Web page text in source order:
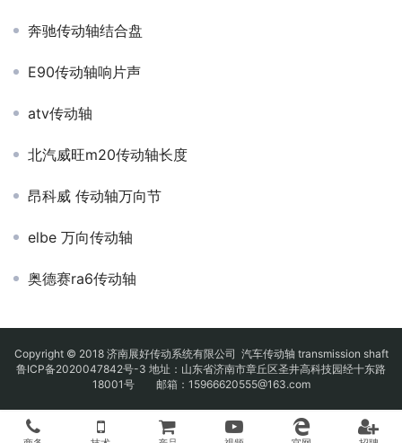
奔驰传动轴结合盘
E90传动轴响片声
atv传动轴
北汽威旺m20传动轴长度
昂科威 传动轴万向节
elbe 万向传动轴
奥德赛ra6传动轴
Copyright © 2018 济南展好传动系统有限公司 汽车传动轴 transmission shaft
鲁ICP备2020047842号-3 地址：山东省济南市章丘区圣井高科技园经十东路
18001号 邮箱：15966620555@163.com